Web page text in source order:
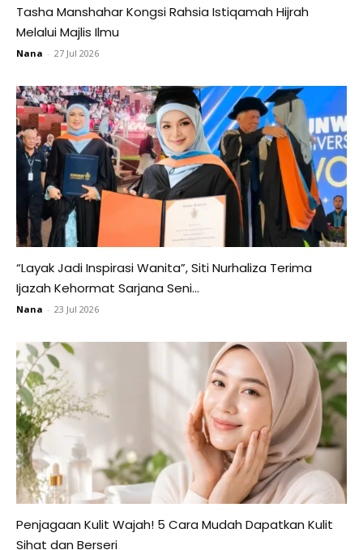
Tasha Manshahar Kongsi Rahsia Istiqamah Hijrah
Melalui Majlis Ilmu
Nana - 27 Jul 2026
“Layak Jadi Inspirasi Wanita”, Siti Nurhaliza Terima
Ijazah Kehormat Sarjana Seni...
Nana - 23 Jul 2026
Penjagaan Kulit Wajah! 5 Cara Mudah Dapatkan Kulit
Sihat dan Berseri